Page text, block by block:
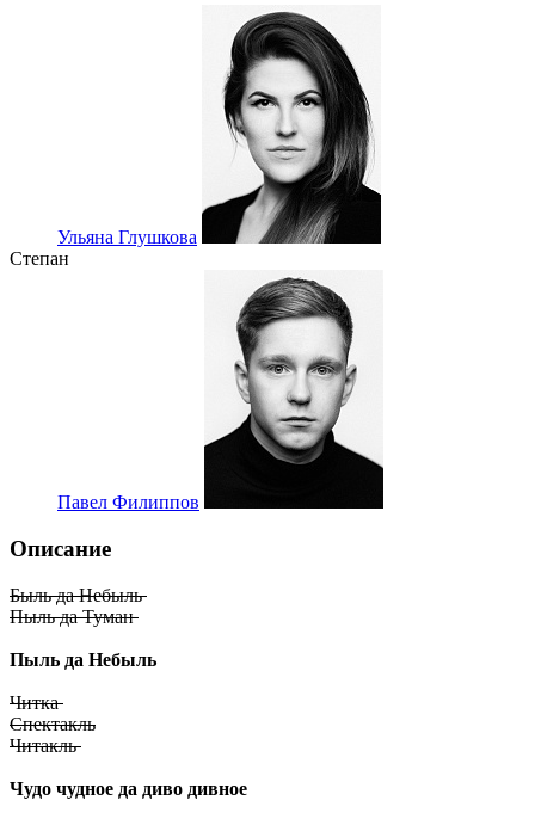
Ульяна Глушкова
Степан
Павел Филиппов
Описание
Быль да Небыль
Пыль да Туман
Пыль да Небыль
Читка
Спектакль
Читакль
Чудо чудное да диво дивное